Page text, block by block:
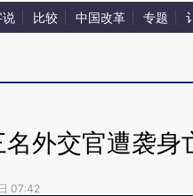
说 比较 中国改革 专题
外交官遭袭身
07:42